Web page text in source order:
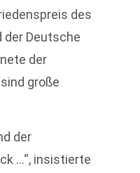
des
der Deutsche
der
große
der
…“, insistierte